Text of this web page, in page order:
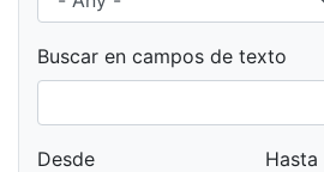
Buscar en campos de texto
Desde Hasta